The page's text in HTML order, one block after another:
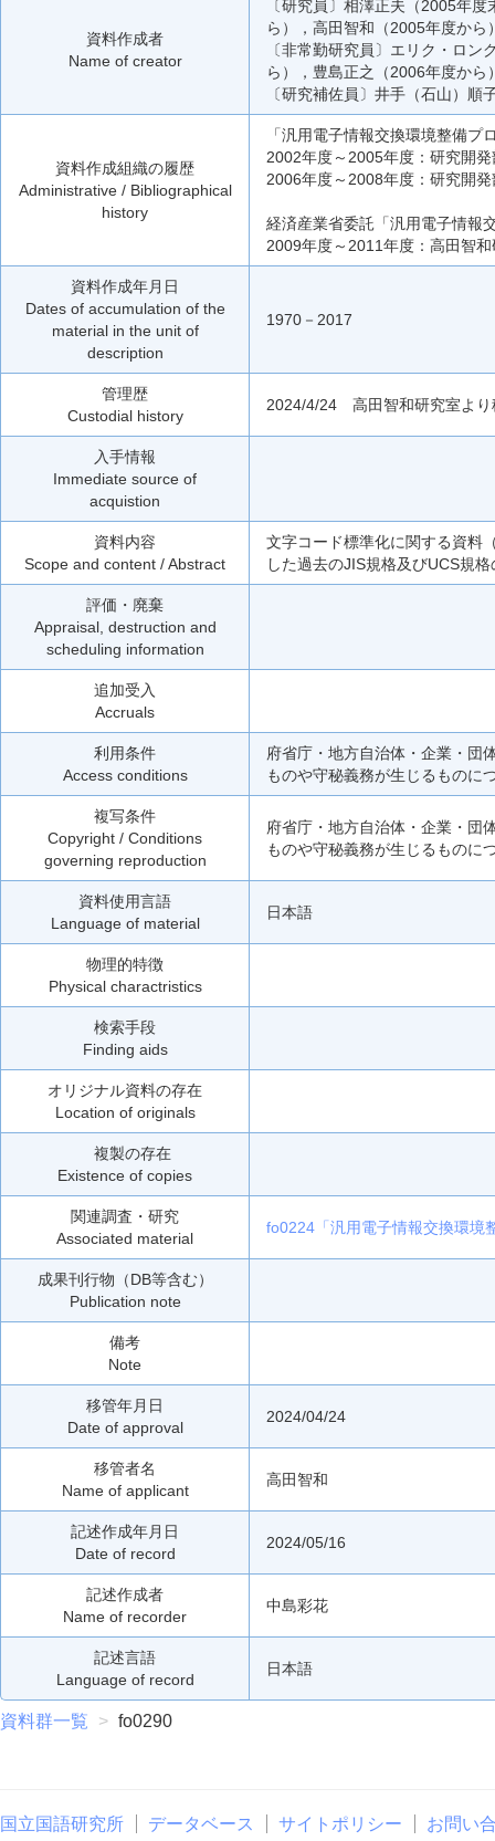
資料作成者
Name of creator
〔研究員〕相澤正夫（2005年
ら），高田智和（2005年度から
〔非常勤研究員〕エリク・ロ
ら），豊島正之（2006年度から
〔研究補佐員〕井手（石山）
資料作成組織の履歴
Administrative / Bibliographical
history
「汎用電子情報交換環境整備プ
2002年度～2005年度：研究開
2006年度～2008年度：研究開
経済産業省委託「汎用電子情報
2009年度～2011年度：高田智
資料作成年月日
Dates of accumulation of the
material in the unit of
description
1970－2017
管理歴
Custodial history
2024/4/24 高田智和研究室より
入手情報
Immediate source of
acquistion
資料内容
Scope and content / Abstract
文字コード標準化に関する資料
した過去のJIS規格及びUCS規
評価・廃棄
Appraisal, destruction and
scheduling information
追加受入
Accruals
利用条件
Access conditions
府省庁・地方自治体・企業・団
ものや守秘義務が生じるものに
複写条件
Copyright / Conditions
governing reproduction
府省庁・地方自治体・企業・団
ものや守秘義務が生じるものに
資料使用言語
Language of material
日本語
物理的特徴
Physical charactristics
検索手段
Finding aids
オリジナル資料の存在
Location of originals
複製の存在
Existence of copies
関連調査・研究
Associated material
fo0224「汎用電子情報交換環境
成果刊行物（DB等含む）
Publication note
備考
Note
移管年月日
Date of approval
2024/04/24
移管者名
Name of applicant
高田智和
記述作成年月日
Date of record
2024/05/16
記述作成者
Name of recorder
中島彩花
記述言語
Language of record
日本語
資料群一覧 fo0290
国立国語研究所 データベース サイトポリシー お問い